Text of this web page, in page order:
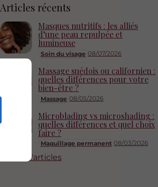
Articles récents
Soin du visage 08/07/2026
Masques nutritifs : les alliés
d’une peau repulpée et
lumineuse
Massage 08/05/2026
Massage suédois ou californien :
quelles différences pour votre
bien-être ?
Maquillage permanent 08/03/2026
Microblading vs microshading :
quelles différences et quel choix
faire ?
Plus d'articles